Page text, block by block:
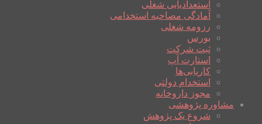
استعدادیابی شغلی
آمادگی مصاحبه استخدامی
رزومه شغلی
بورس
ثبت شرکت
استارت آپ
کاریابی‌ها
استخدام دولتی
مجوز داروخانه
مشاوره پژوهشی
شروع یک پژوهش